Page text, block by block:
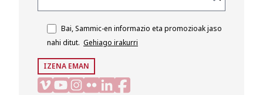
Bai, Sammic-en informazio eta promozioak jaso
nahi ditut. Gehiago irakurri
IZENA EMAN